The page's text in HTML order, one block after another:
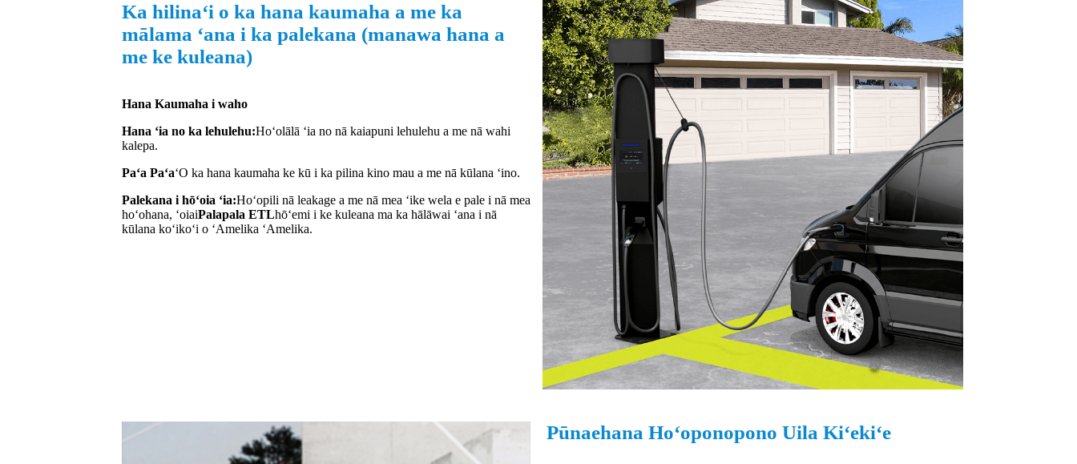
Ka hilinaʻi o ka hana kaumaha a me ka
mālama ʻana i ka palekana (manawa hana a
me ke kuleana)
Hana Kaumaha i waho
Hana ʻia no ka lehulehu:Hoʻolālā ʻia no nā kaiapuni lehulehu a me nā wahi
kalepa.
Paʻa PaʻaʻO ka hana kaumaha ke kū i ka pilina kino mau a me nā kūlana ʻino.
Palekana i hōʻoia ʻia:Hoʻopili nā leakage a me nā mea ʻike wela e pale i nā mea
hoʻohana, ʻoiaiPalapala ETLhōʻemi i ke kuleana ma ka hālāwai ʻana i nā
kūlana koʻikoʻi o ʻAmelika ʻAmelika.
Pūnaehana Hoʻoponopono Uila Kiʻekiʻe